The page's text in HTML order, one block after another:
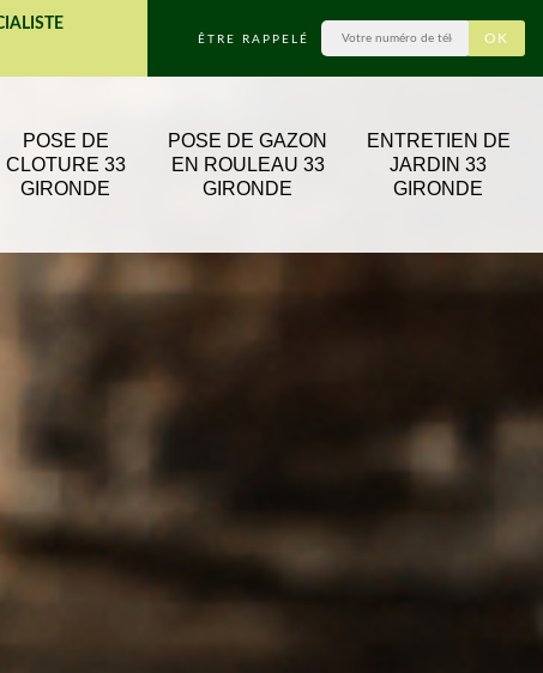
ÊTRE RAPPELÉ
POSE DE
CLOTURE 33
GIRONDE
POSE DE GAZON
EN ROULEAU 33
GIRONDE
ENTRETIEN DE
JARDIN 33
GIRONDE